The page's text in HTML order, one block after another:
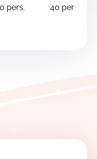
pers. 40 pers.